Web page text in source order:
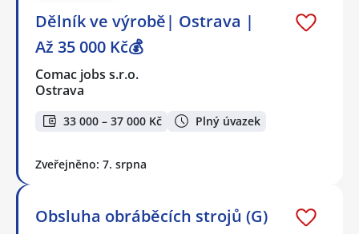
Dělník ve výrobě| Ostrava |
Až 35 000 Kč💰
Comac jobs s.r.o.
Ostrava
33 000 – 37 000 Kč Plný úvazek
Zveřejněno: 7. srpna
Obsluha obráběcích strojů (G)